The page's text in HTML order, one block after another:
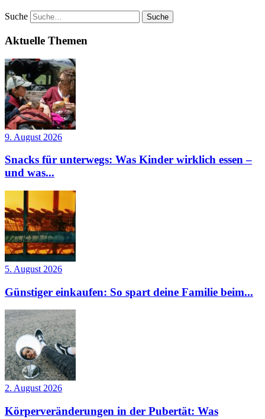
Suche
Aktuelle Themen
9. August 2026
Snacks für unterwegs: Was Kinder wirklich essen –
und was...
5. August 2026
Günstiger einkaufen: So spart deine Familie beim...
2. August 2026
Körperveränderungen in der Pubertät: Was